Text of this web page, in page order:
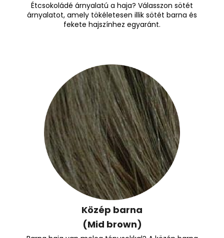
Étcsokoládé árnyalatú a haja? Válasszon sötét
árnyalatot, amely tökéletesen illik sötét barna és
fekete hajszínhez egyaránt.
Közép barna
(Mid brown)